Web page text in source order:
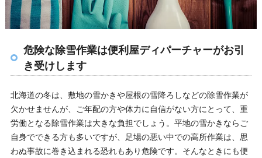
危険な除雪作業は便利屋ディパーチャーがお引
き受けします
北海道の冬は、敷地の雪かきや屋根の雪降ろしなどの除雪作業が
欠かせませんが、ご年配の方や体力に自信がない方にとって、重
労働となる除雪作業は大きな負担でしょう。平地の雪かきならご
自身でできる方も多いですが、足場の悪い中での高所作業は、思
わぬ事故に巻き込まれる恐れもあり危険です。そんなときにも便